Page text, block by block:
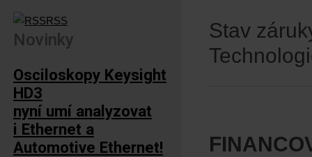
Stav
RSS
Novinky
Osciloskopy Keysight
HD3
nyní umí analyzovat
i Ethernet a
Automotive Ethernet!